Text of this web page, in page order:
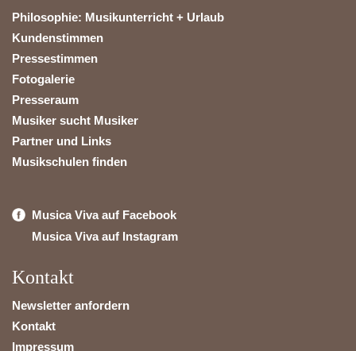
Philosophie: Musikunterricht + Urlaub
Kundenstimmen
Pressestimmen
Fotogalerie
Presseraum
Musiker sucht Musiker
Partner und Links
Musikschulen finden
Musica Viva auf Facebook
Musica Viva auf Instagram
Kontakt
Newsletter anfordern
Kontakt
Impressum